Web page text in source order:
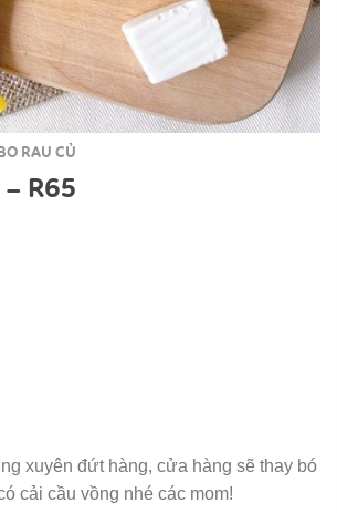
RAU CỦ
R65
xuyên đứt hàng, cửa hàng sẽ thay bó
cải cầu vồng nhé các mom!